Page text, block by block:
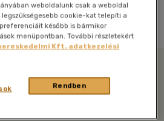
irodalommal!
weboldalunk csak a weboldal
cookie-kat telepíti a
később is bármikor
menüpontban. További részletekért
Kft. adatkezelési
Rendben